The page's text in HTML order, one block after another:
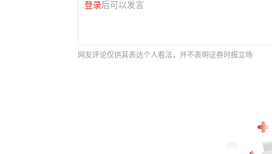
登录后可以发言
网友评论仅供其表达个人看法，并不表明证券时报立场